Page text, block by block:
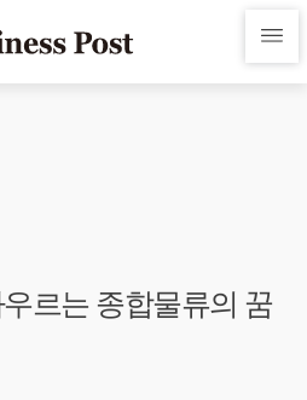
르는 종합물류의 꿈